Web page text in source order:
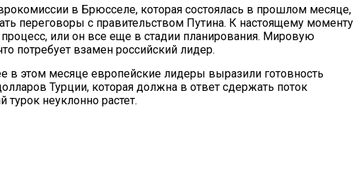
в Брюсселе, которая состоялась в прошлом месяце,
переговоры с правительством Путина. К настоящему моменту
процесс, или он все еще в стадии планирования. Мировую
потребует взамен российский лидер.
в этом месяце европейские лидеры выразили готовность
Турции, которая должна в ответ сдержать поток
неуклонно растет.